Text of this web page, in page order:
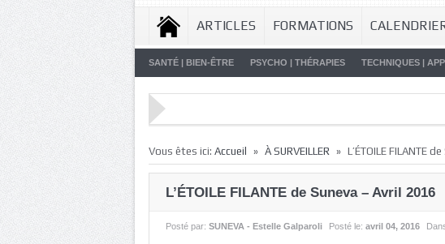
ARTICLES FORMATIONS
SANTÉ | BIEN-ÊTRE PSYCHO | THÉRAPIES TECHNIQUES |
Vous êtes ici: Accueil » À SURVEILLER » L’ÉTOILE FILANTE
L’ÉTOILE FILANTE de Suneva – Avril 2016
Posté par: SUNEVA - Estelle Galparoli Posté le: avril 04, 2016